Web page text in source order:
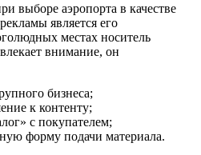
выборе аэропорта в качестве
является его
местах носитель
внимание, он
бизнеса;
к контенту;
с покупателем;
форму подачи материала.